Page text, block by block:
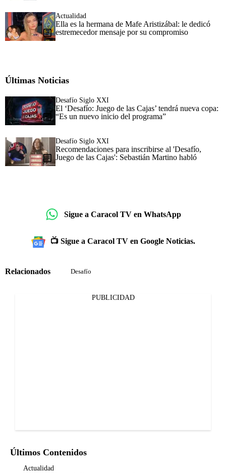
Actualidad
Ella es la hermana de Mafe Aristizábal: le dedicó
estremecedor mensaje por su compromiso
Últimas Noticias
Desafío Siglo XXI
El ‘Desafío: Juego de las Cajas’ tendrá nueva copa:
“Es un nuevo inicio del programa”
Desafío Siglo XXI
Recomendaciones para inscribirse al 'Desafío,
Juego de las Cajas': Sebastián Martino habló
Sigue a Caracol TV en WhatsApp
📺 Sigue a Caracol TV en Google Noticias.
Relacionados Desafío
PUBLICIDAD
Últimos Contenidos
Actualidad